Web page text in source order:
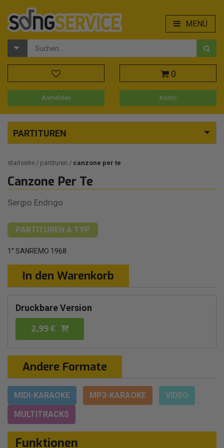
MENÜ
0
Anmelden Konto
PARTITUREN
startseite partituren canzone per te
Canzone Per Te
Sergio Endrigo
PARTITUREN A TYP
1° SANREMO 1968
In den Warenkorb
Druckbare Version
2,99 €
Andere Formate
MIDI-KARAOKE MP3-KARAOKE
VIDEO
MULTITRACKS
Funktionen